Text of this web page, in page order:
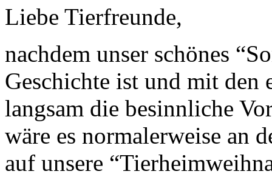
Liebe Tierfreunde,
nachdem unser schönes
Geschichte ist und mit den
langsam die besinnliche
wäre es normalerweise an
auf unsere